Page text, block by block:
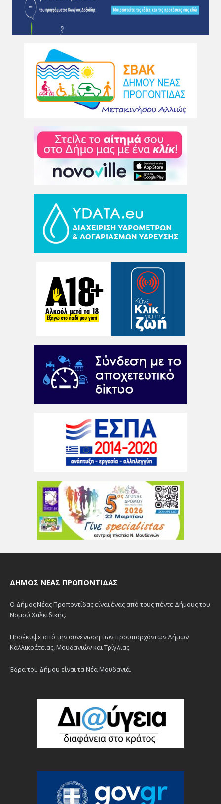
ΔΉΜΟΣ ΝΈΑΣ ΠΡΟΠΟΝΤΊΔΑΣ
Ο Δήμος Νέας Προποντίδας είναι ένας από τους πέντε Δήμους του
Νομού Χαλκιδικής.
Προέκυψε από την συνένωση των προϋπαρχόντων Δήμων
Καλλικράτειας, Μουδανιών και Τρίγλιας.
Έδρα του Δήμου είναι τα Νέα Μουδανιά.